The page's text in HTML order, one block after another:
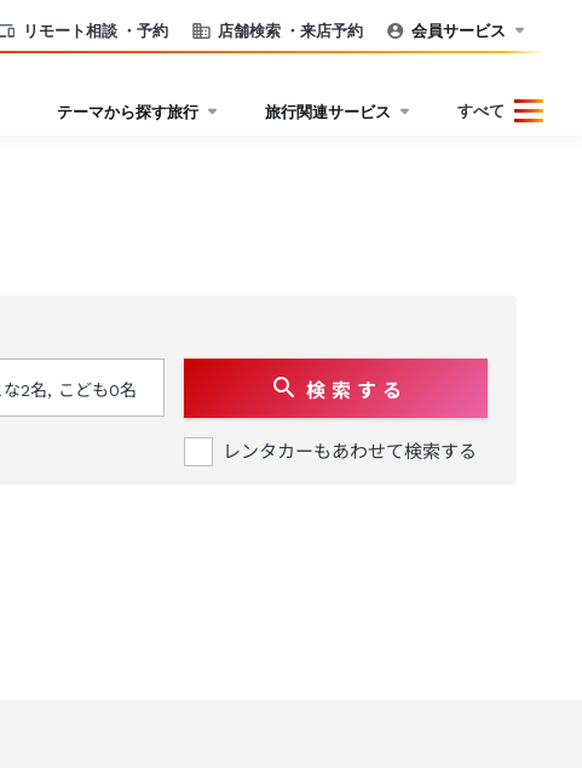
リモート相談 ・予約 店舗検索 ・来店予約 会員サービス
テーマから探す旅行 旅行関連サービス すべて
検 索 す る
レンタカーもあわせて検索する